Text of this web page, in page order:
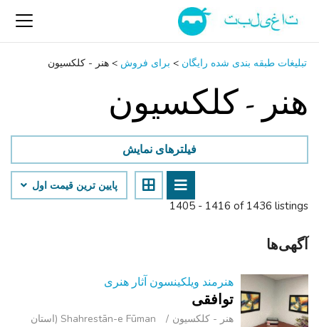
تبلیغات طبقه بندی شده رایگان > برای فروش > هنر - کلکسیون
هنر - کلکسیون
1405 - 1416 of 1436 listings
فیلترهای نمایش
پایین ‌ترین قیمت اول
آگهی‌ها
هنرمند ویلکینسون آثار هنری
توافقی
هنر - کلکسیون
Shahrestān-e Fūman (استان